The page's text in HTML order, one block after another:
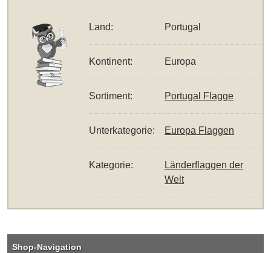
Land: Portugal
Kontinent: Europa
Sortiment: Portugal Flagge
Unterkategorie: Europa Flaggen
Kategorie:
Länderflaggen der
Welt
Shop-Navigation